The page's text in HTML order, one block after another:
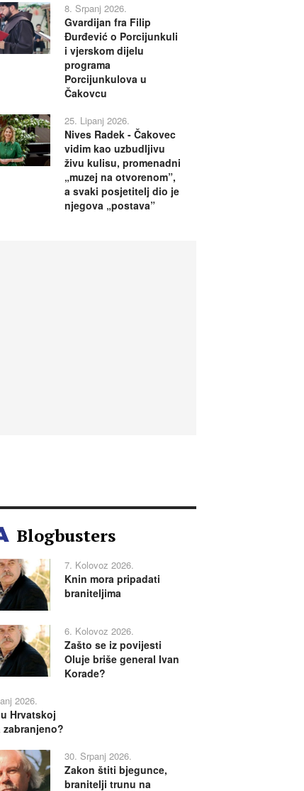
8. Srpanj 2026.
Gvardijan fra Filip
Đurđević o Porcijunkuli
i vjerskom dijelu
programa
Porcijunkulova u
Čakovcu
25. Lipanj 2026.
Nives Radek - Čakovec
vidim kao uzbudljivu
živu kulisu, promenadni
„muzej na otvorenom”,
a svaki posjetitelj dio je
njegova „postava”
Blogbusters
7. Kolovoz 2026.
Knin mora pripadati
braniteljima
6. Kolovoz 2026.
Zašto se iz povijesti
Oluje briše general Ivan
Korade?
2026.
Hrvatskoj
30. Srpanj 2026.
Zakon štiti bjegunce,
branitelji trunu na